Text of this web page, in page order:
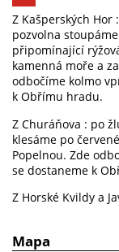
Z Kašperských Hor
pozvolna
připomínající
kamenná moře a
odbočíme kolmo
k Obřímu hradu.
Z Churáňova : po
klesáme po
Popelnou. Zde
se dostaneme k
Z Horské Kvildy a
Mapa